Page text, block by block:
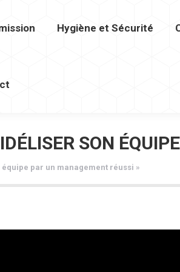
Hygiène et Sécurité
SON
équipe par un management réussi »
Hygiène et Sécurité